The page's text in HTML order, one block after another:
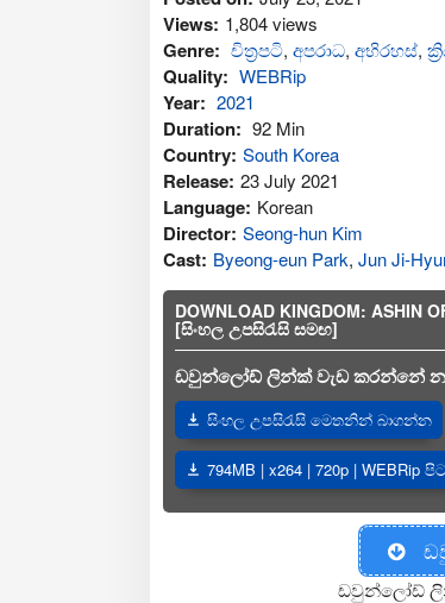
Views: 1,804 views
Genre: චිත්‍රපටි, අප‍රාධ, අභිරහස්,
Quality: WEBRip
Year: 2021
Duration: 92 Min
Country: South Korea
Release: 23 July 2021
Language: Korean
Director: Seong-hun Kim
Cast: Byeong-eun Park, Jun Ji-
DOWNLOAD KINGDOM:
[සිංහල උපසිරැසි සමඟ]
ඩවුන්ලෝඩ් ලින්ක් වැඩ කරන්නේ
සිංහල උපසිරැසි මෙතනින් බාගන්න
794MB | x264 | 720p | WEBRip
ඩවුන්ලෝඩ්